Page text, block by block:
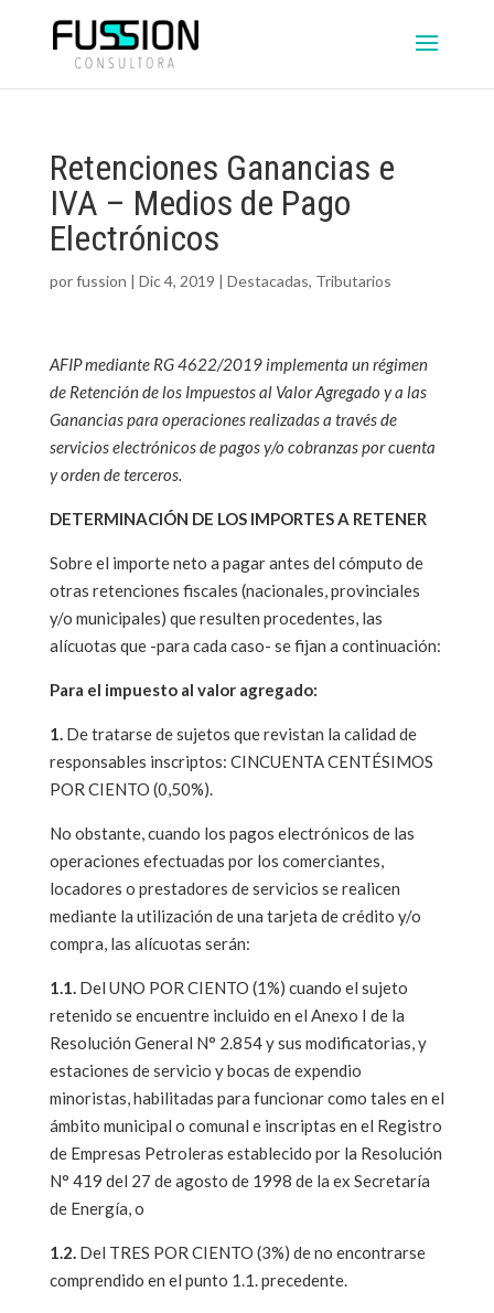
Retenciones Ganancias e
IVA – Medios de Pago
Electrónicos
porfussion | Dic 4, 2019 | Destacadas, Tributarios
AFIP mediante RG 4622/2019 implementa un régimen
de Retención de los Impuestos al Valor Agregado y a las
Ganancias para operaciones realizadas a través de
servicios electrónicos de pagos y/o cobranzas por cuenta
y orden de terceros.
DETERMINACIÓN DE LOS IMPORTES A RETENER
Sobre el importe neto a pagar antes del cómputo de
otras retenciones fiscales (nacionales, provinciales
y/o municipales) que resulten procedentes, las
alícuotas que -para cada caso- se fijan a continuación:
Para el impuesto al valor agregado:
1.De tratarse de sujetos que revistan la calidad de
responsables inscriptos: CINCUENTA CENTÉSIMOS
POR CIENTO (0,50%).
No obstante, cuando los pagos electrónicos de las
operaciones efectuadas por los comerciantes,
locadores o prestadores de servicios se realicen
mediante la utilización de una tarjeta de crédito y/o
compra, las alícuotas serán:
1.1.Del UNO POR CIENTO (1%) cuando el sujeto
retenido se encuentre incluido en el Anexo I de la
Resolución General N° 2.854 y sus modificatorias, y
estaciones de servicio y bocas de expendio
minoristas, habilitadas para funcionar como tales en el
ámbito municipal o comunal e inscriptas en el Registro
de Empresas Petroleras establecido por la Resolución
N° 419 del 27 de agosto de 1998 de la ex Secretaría
de Energía, o
1.2.Del TRES POR CIENTO (3%) de no encontrarse
comprendido en el punto 1.1. precedente.